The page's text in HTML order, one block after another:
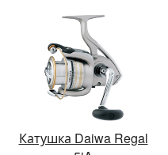
Катушка Daiwa Regal